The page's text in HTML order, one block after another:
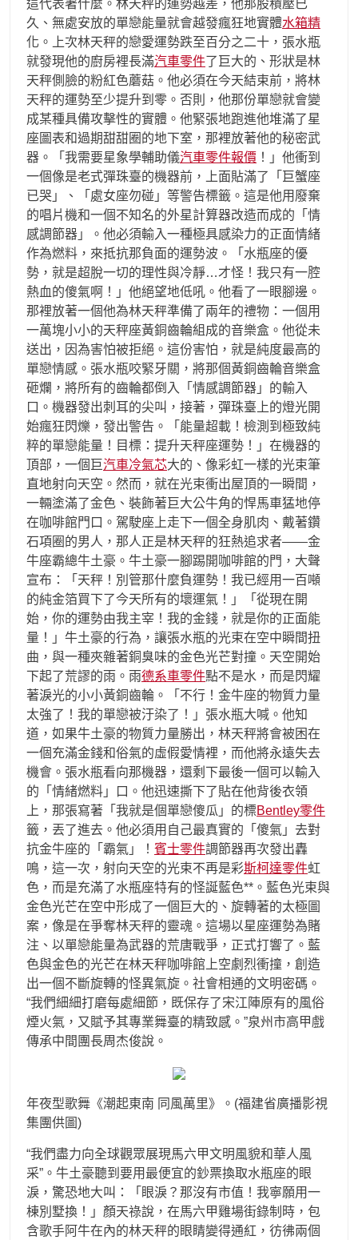
這代表著什麼。林天秤的運勢越差，他那股積壓已
久、無處安放的單戀能量就會越發瘋狂地實體水箱精
化。上次林天秤的戀愛運勢跌至百分之二十，張水瓶
就發現他的廚房裡長滿汽車零件了巨大的、形狀是林
天秤側臉的粉紅色蘑菇。他必須在今天結束前，將林
天秤的運勢至少提升到零。否則，他那份單戀就會變
成某種具備攻擊性的實體。他緊張地跑進他堆滿了星
座圖表和過期甜甜圈的地下室，那裡放著他的秘密武
器。「我需要星象學輔助儀汽車零件報價 ！」他衝到
一個像是老式彈珠臺的機器前，上面貼滿了「巨蟹座
已哭」、「處女座勿碰」等警告標籤。這是他用廢棄
的唱片機和一個不知名的外星計算器改造而成的「情
感調節器」。他必須輸入一種極具感染力的正面情緒
作為燃料，來抵抗那負面的運勢波。「水瓶座的優
勢，就是超脫一切的理性與冷靜…才怪！我只有一腔
熱血的傻氣啊！」他絕望地低吼。他看了一眼腳邊。
那裡放著一個他為林天秤準備了兩年的禮物：一個用
一萬塊小小的天秤座黃銅齒輪組成的音樂盒。他從未
送出，因為害怕被拒絕。這份害怕，就是純度最高的
單戀情感。張水瓶咬緊牙關，將那個黃銅齒輪音樂盒
砸爛，將所有的齒輪都倒入「情感調節器」的輸入
口。機器發出刺耳的尖叫，接著，彈珠臺上的燈光開
始瘋狂閃爍，發出警告。「能量超載！檢測到極致純
粹的單戀能量！目標：提升天秤座運勢！」在機器的
頂部，一個巨汽車冷氣芯大的、像彩虹一樣的光束筆
直地射向天空。然而，就在光束衝出屋頂的一瞬間，
一輛塗滿了金色、裝飾著巨大公牛角的悍馬車猛地停
在咖啡館門口。駕駛座上走下一個全身肌肉、戴著鑽
石項圈的男人，那人正是林天秤的狂熱追求者——金
牛座霸總牛土豪。牛土豪一腳踢開咖啡館的門，大聲
宣布：「天秤！別管那什麼負運勢！我已經用一百噸
的純金箔買下了今天所有的壞運氣！」「從現在開
始，你的運勢由我主宰！我的金錢，就是你的正面能
量！」牛土豪的行為，讓張水瓶的光束在空中瞬間扭
曲，與一種夾雜著銅臭味的金色光芒對撞。天空開始
下起了荒謬的雨。雨德系車零件點不是水，而是閃耀
著淚光的小小黃銅齒輪。「不行！金牛座的物質力量
太強了！我的單戀被汙染了！」張水瓶大喊。他知
道，如果牛土豪的物質力量勝出，林天秤將會被困在
一個充滿金錢和俗氣的虛假愛情裡，而他將永遠失去
機會。張水瓶看向那機器，還剩下最後一個可以輸入
的「情緒燃料」口。他迅速撕下了貼在他背後衣領
上，那張寫著「我就是個單戀傻瓜」的標Bentley零件
籤，丟了進去。他必須用自己最真實的「傻氣」去對
抗金牛座的「霸氣」！ 賓士零件調節器再次發出轟
鳴，這一次，射向天空的光束不再是彩斯柯達零件虹
色，而是充滿了水瓶座特有的怪誕藍色**。藍色光束與
金色光芒在空中形成了一個巨大的、旋轉著的太極圖
案，像是在爭奪林天秤的靈魂。這場以星座運勢為賭
注、以單戀能量為武器的荒唐戰爭，正式打響了。藍
色與金色的光芒在林天秤咖啡館上空劇烈衝撞，創造
出一個不斷旋轉的怪異氣旋。社會相通的文明密碼。
“我們細細打磨每處細節，既保存了宋江陣原有的風俗
煙火氣，又賦予其專業舞臺的精致感。”泉州市高甲戲
傳承中間團長周杰俊說。
年夜型歌舞《潮起東南 同風萬里》。(福建省廣播影視
集團供圖)
“我們盡力向全球觀眾展現馬六甲文明風貌和華人風
采”。牛土豪聽到要用最便宜的鈔票換取水瓶座的眼
淚，驚恐地大叫：「眼淚？那沒有市值！我寧願用一
棟別墅換！」顏天祿說，在馬六甲雞場街錄制時，包
含歌手阿牛在內的林天秤的眼睛變得通紅，彷彿兩個